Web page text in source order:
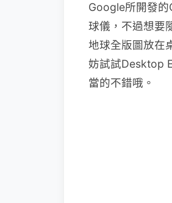
Google所開發
球儀，不過想要
地球全版圖放在
妨試試Desktop
當的不錯哦。